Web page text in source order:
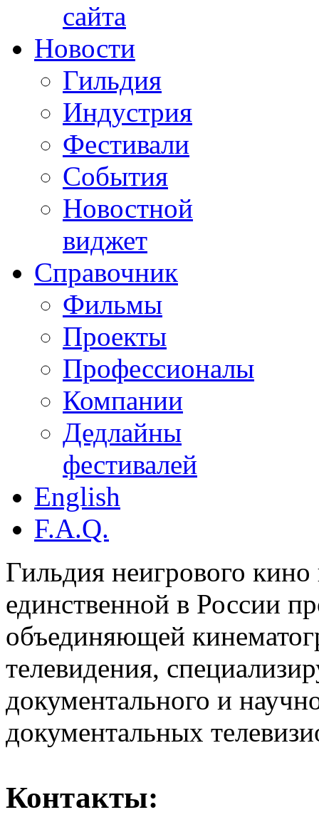
сайта
Новости
Гильдия
Индустрия
Фестивали
События
Новостной
виджет
Справочник
Фильмы
Проекты
Профессионалы
Компании
Дедлайны
фестивалей
English
F.A.Q.
Гильдия неигрового кино
единственной в России
объединяющей
телевидения,
документального и
документальных
Контакты: